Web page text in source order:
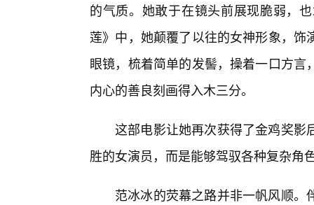
的气质。她敢于在镜头前展现脆弱，
莲》中，她颠覆了以往的女神形象，
眼镜，梳着简单的发髻，操着一口方
内心的善良刻画得入木三分。
这部电影让她再次获得了金鸡奖影
胜的女演员，而是能够驾驭各种复杂角
范冰冰的荧幕之路并非一帆风顺